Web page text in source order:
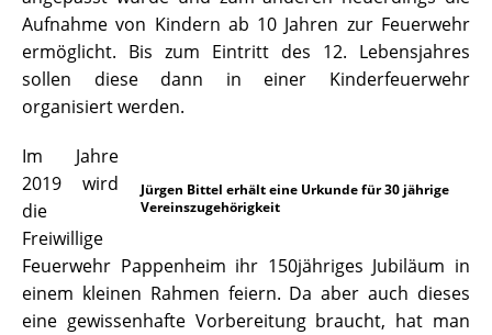
Aufnahme von Kindern ab 10 Jahren zur Feuerwehr
ermöglicht. Bis zum Eintritt des 12. Lebensjahres
sollen diese dann in einer Kinderfeuerwehr
organisiert werden.
Jürgen Bittel erhält eine Urkunde für 30 jährige
Vereinszugehörigkeit
Im Jahre
2019 wird
die
Freiwillige
Feuerwehr Pappenheim ihr 150jähriges Jubiläum in
einem kleinen Rahmen feiern. Da aber auch dieses
eine gewissenhafte Vorbereitung braucht, hat man